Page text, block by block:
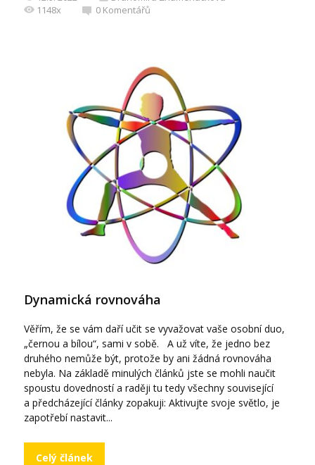
1148x
0 Komentářů
Dynamická rovnováha
Věřím, že se vám daří učit se vyvažovat vaše osobní duo,
„černou a bílou“, sami v sobě. A už víte, že jedno bez
druhého nemůže být, protože by ani žádná rovnováha
nebyla. Na základě minulých článků jste se mohli naučit
spoustu dovedností a raději tu tedy všechny související
a předcházející články zopakuji: Aktivujte svoje světlo, je
zapotřebí nastavit...
Celý článek